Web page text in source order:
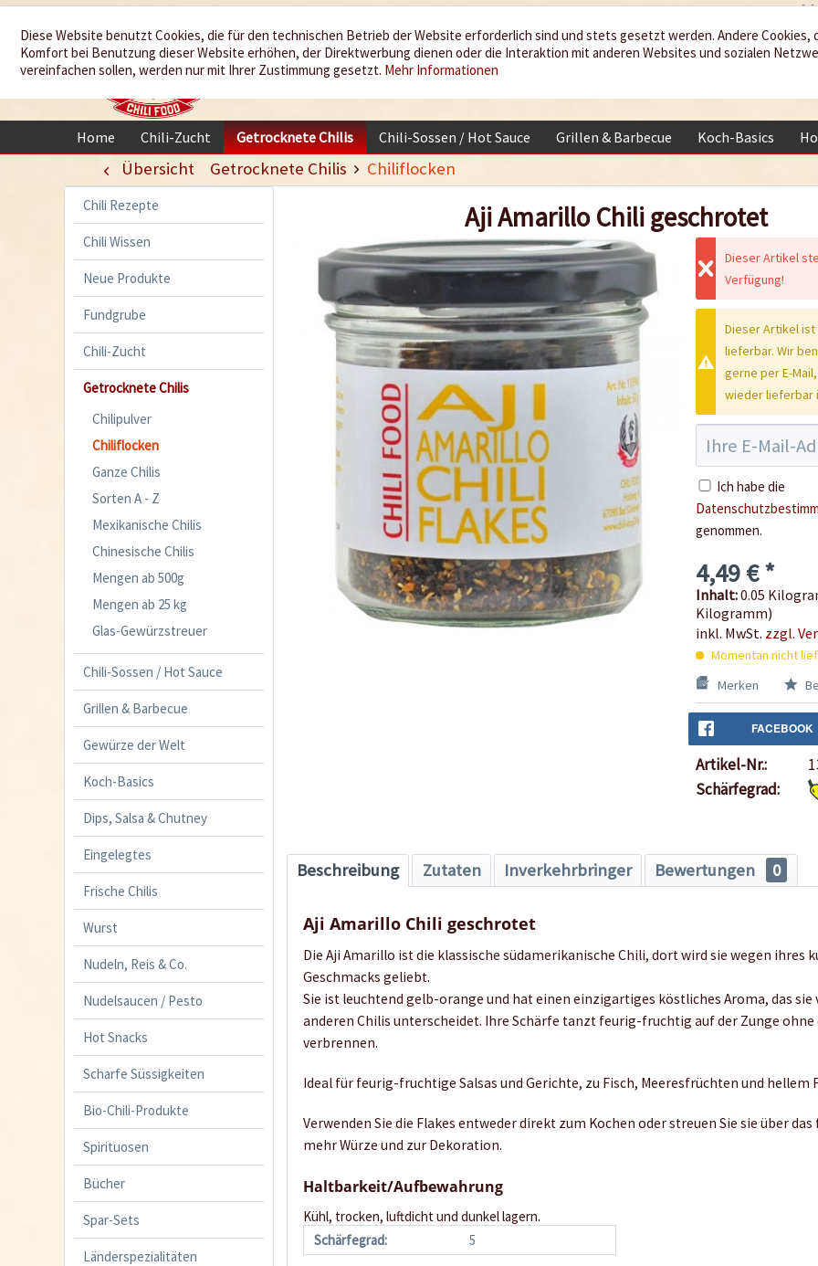
Wir würzen
Ihr Leben
Home Chili-Zucht Getrocknete Chilis Chili-Sossen / Hot Sauce Grillen & Barbecue Koch-Basics
Übersicht Getrocknete Chilis Chiliflocken
Chili Rezepte
Chili Wissen
Neue Produkte
Fundgrube
Chili-Zucht
Getrocknete Chilis
Chilipulver
Chiliflocken
Ganze Chilis
Sorten A - Z
Mexikanische Chilis
Chinesische Chilis
Mengen ab 500g
Mengen ab 25 kg
Glas-Gewürzstreuer
Chili-Sossen / Hot Sauce
Grillen & Barbecue
Gewürze der Welt
Koch-Basics
Dips, Salsa & Chutney
Eingelegtes
Frische Chilis
Wurst
Nudeln, Reis & Co.
Nudelsaucen / Pesto
Hot Snacks
Scharfe Süssigkeiten
Bio-Chili-Produkte
Spirituosen
Bücher
Spar-Sets
Länderspezialitäten
Aji Amarillo Chili geschrotet
Dieser Artikel
Verfügung!
Dieser Artikel
lieferbar. Wir
gerne per E-
wieder lieferbar
Ich habe die
genommen.
4,49 € *
Inhalt:0.05
Kilogramm)
inkl. MwSt. zzgl.
Momentan nicht
Merken
FACEBOOK
Artikel-Nr.:
Schärfegrad:
Beschreibung Zutaten Inverkehrbringer Bewertungen 0
Aji Amarillo Chili geschrotet
Die Aji Amarillo ist die klassische südamerikanische Chili, dort wird sie wegen ihres
Geschmacks geliebt.
Sie ist leuchtend gelb-orange und hat einen einzigartiges köstliches Aroma, das sie
anderen Chilis unterscheidet. Ihre Schärfe tanzt feurig-fruchtig auf der Zunge ohne
verbrennen.
Ideal für feurig-fruchtige Salsas und Gerichte, zu Fisch, Meeresfrüchten und hellem
Verwenden Sie die Flakes entweder direkt zum Kochen oder streuen Sie sie über
mehr Würze und zur Dekoration.
Haltbarkeit/Aufbewahrung
Kühl, trocken, luftdicht und dunkel lagern.
Schärfegrad:
5
Diese Website benutzt Cookies, die für den technischen Betrieb der Website erforderlich sind und stets gesetzt werden. Andere Cookies,
Komfort bei Benutzung dieser Website erhöhen, der Direktwerbung dienen oder die Interaktion mit anderen Websites und sozialen
vereinfachen sollen, werden nur mit Ihrer Zustimmung gesetzt. Mehr Informationen